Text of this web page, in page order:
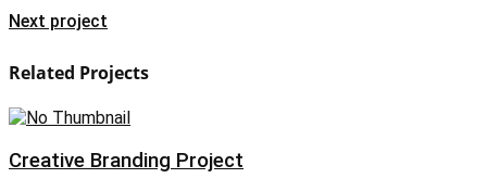
Next project
Related Projects
Creative Branding Project